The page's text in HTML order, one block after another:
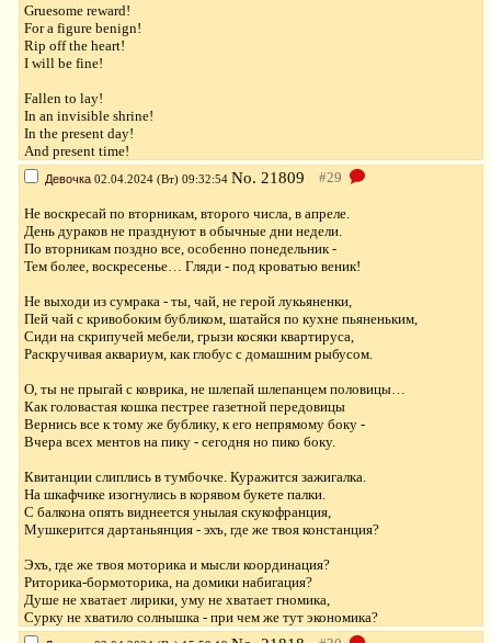
Gruesome reward!
For a figure benign!
Rip off the heart!
I will be fine!
Fallen to lay!
In an invisible shrine!
In the present day!
And present time!
Девочка 02.04.2024 (Вт) 09:32:54 No. 21809
Не воскресай по вторникам, второго числа, в апреле.
День дураков не празднуют в обычные дни недели.
По вторникам поздно все, особенно понедельник -
Тем более, воскресенье… Гляди - под кроватью веник!
Не выходи из сумрака - ты, чай, не герой лукьяненки,
Пей чай с кривобоким бубликом, шатайся по кухне пьяненьким,
Сиди на скрипучей мебели, грызи косяки квартируса,
Раскручивая аквариум, как глобус с домашним рыбусом.
О, ты не прыгай с коврика, не шлепай шлепанцем половицы…
Как головастая кошка пестрее газетной передовицы
Вернись все к тому же бублику, к его непрямому боку -
Вчера всех ментов на пику - сегодня но пико боку.
Квитанции слиплись в тумбочке. Куражится зажигалка.
На шкафчике изогнулись в корявом букете палки.
С балкона опять виднеется унылая скукофранция,
Мушкерится дартаньянция - эхъ, где же твоя констанция?
Эхъ, где же твоя моторика и мысли координация?
Риторика-бормоторика, на домики набигация?
Душе не хватает лирики, уму не хватает гномика,
Сурку не хватило солнышка - при чем же тут экономика?